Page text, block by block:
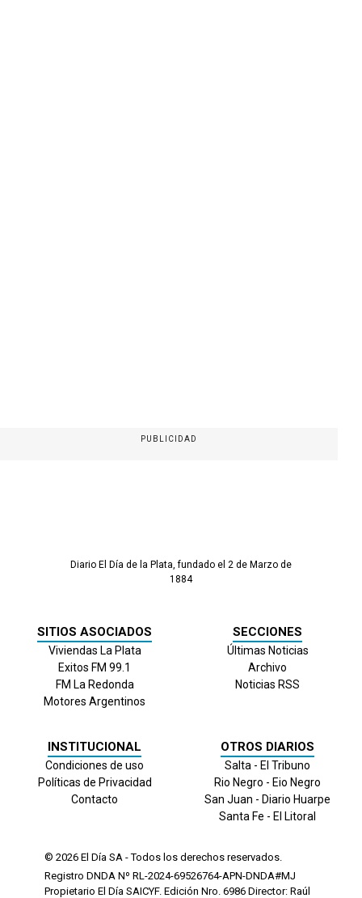
PUBLICIDAD
Diario El Día de la Plata, fundado el 2 de Marzo de
1884
SITIOS ASOCIADOS
Viviendas La Plata
Exitos FM 99.1
FM La Redonda
Motores Argentinos
SECCIONES
Últimas Noticias
Archivo
Noticias RSS
INSTITUCIONAL
Condiciones de uso
Políticas de Privacidad
Contacto
OTROS DIARIOS
Salta - El Tribuno
Rio Negro - Eio Negro
San Juan - Diario Huarpe
Santa Fe - El Litoral
© 2026 El Día SA - Todos los derechos reservados.
Registro DNDA Nº RL-2024-69526764-APN-DNDA#MJ
Propietario El Día SAICYF. Edición Nro. 6986 Director: Raúl